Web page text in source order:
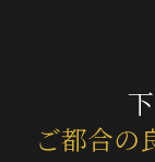
ご都合の